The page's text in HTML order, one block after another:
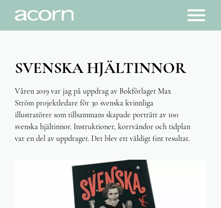
SÅ SÄGER KUNDERNA
KONTAKT
SVENSKA HJÄLTINNOR
Våren 2019 var jag på uppdrag av Bokförlaget Max
Ström projektledare för 30 svenska kvinnliga
illustratörer som tillsammans skapade porträtt av 100
svenska hjältinnor. Instruktioner, korrvändor och tidplan
var en del av uppdraget. Det blev ett väldigt fint resultat.